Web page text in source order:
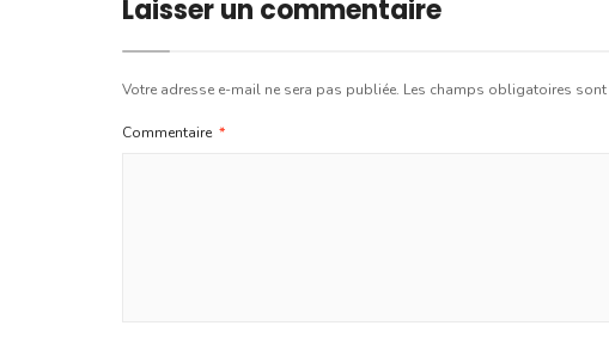
Laisser un commentaire
Votre adresse e-mail ne sera pas publiée. Les champs obligatoires sont
Commentaire *